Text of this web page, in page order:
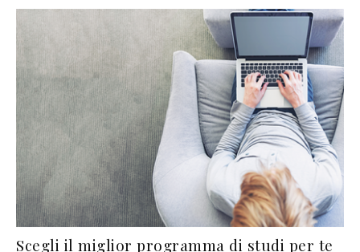
Scegli il miglior programma di studi per te